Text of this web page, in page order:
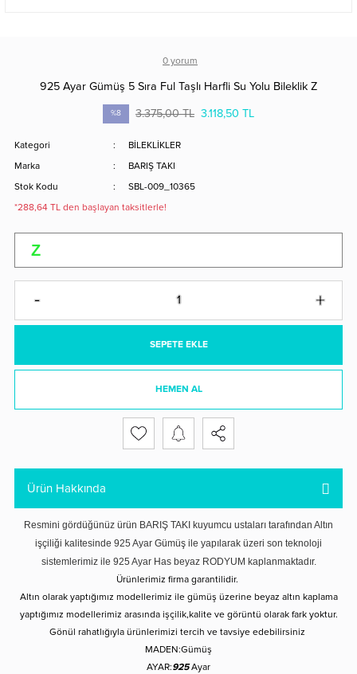
0 yorum
925 Ayar Gümüş 5 Sıra Ful Taşlı Harfli Su Yolu Bileklik Z
%8 3.375,00 TL 3.118,50 TL
Kategori
BİLEKLİKLER
Marka
BARIŞ TAKI
Stok Kodu
SBL-009_10365
*288,64 TL den başlayan taksitlerle!
SEPETE EKLE
HEMEN AL
Ürün Hakkında
Resmini gördüğünüz ürün BARIŞ TAKI kuyumcu ustaları tarafından Altın
işçiliği kalitesinde 925 Ayar Gümüş ile yapılarak üzeri son teknoloji
sistemlerimiz ile 925 Ayar Has beyaz RODYUM kaplanmaktadır.
Ürünlerimiz firma garantilidir.
Altın olarak yaptığımız modellerimiz ile gümüş üzerine beyaz altın kaplama
yaptığımız modellerimiz arasında işçilik,kalite ve görüntü olarak fark yoktur.
Gönül rahatlığıyla ürünlerimizi tercih ve tavsiye edebilirsiniz
MADEN:Gümüş
AYAR:925Ayar